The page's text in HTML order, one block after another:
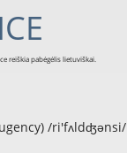
/ri'fʌldʤənsi/